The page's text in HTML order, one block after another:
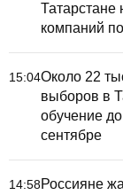
Татарстане
компаний
15:04Около 22
выборов в
обучение
сентябре
14:58Россияне